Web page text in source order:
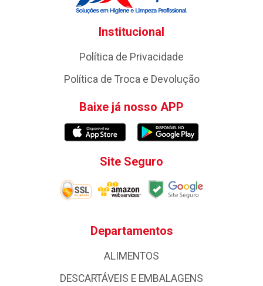
Institucional
Política de Privacidade
Política de Troca e Devolução
Baixe já nosso APP
Site Seguro
Departamentos
ALIMENTOS
DESCARTÁVEIS E EMBALAGENS